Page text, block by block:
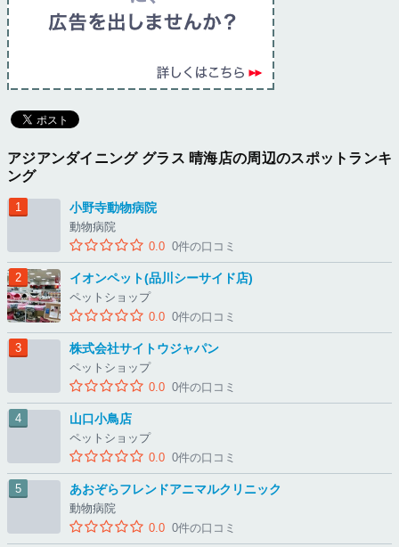
アジアンダイニング グラス 晴海店の周辺のスポットランキ
ング
小野寺動物病院
動物病院
0.0 0件の口コミ
イオンペット(品川シーサイド店)
ペットショップ
0.0 0件の口コミ
株式会社サイトウジャパン
ペットショップ
0.0 0件の口コミ
山口小鳥店
ペットショップ
0.0 0件の口コミ
あおぞらフレンドアニマルクリニック
動物病院
0.0 0件の口コミ